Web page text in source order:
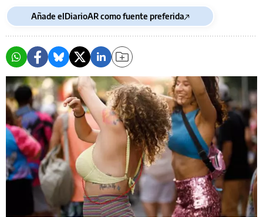
Añade elDiarioAR como fuente preferida